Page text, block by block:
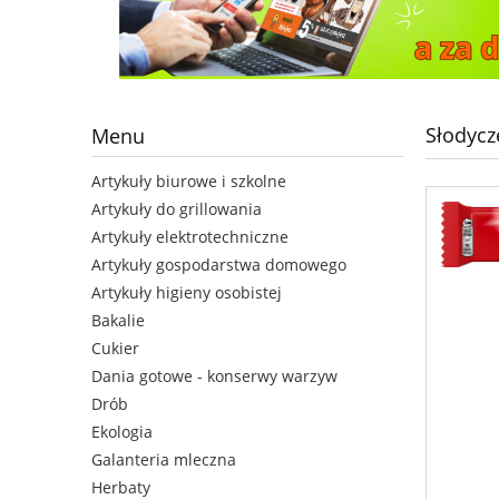
Menu
Artykuły biurowe i szkolne
Artykuły do grillowania
Artykuły elektrotechniczne
Artykuły gospodarstwa domowego
Artykuły higieny osobistej
Bakalie
Cukier
Dania gotowe - konserwy warzyw
Drób
Ekologia
Galanteria mleczna
Herbaty